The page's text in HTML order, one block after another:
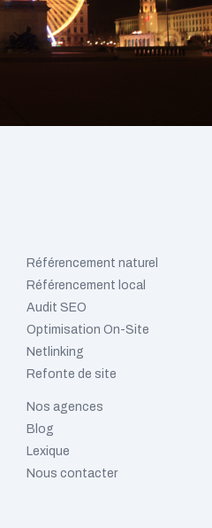
Référencement naturel
Référencement local
Audit SEO
Optimisation On-Site
Netlinking
Refonte de site
Nos agences
Blog
Lexique
Nous contacter